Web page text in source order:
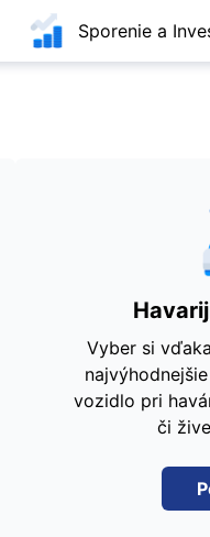
Sporenie a
Vyber si
vozidlo pri
či